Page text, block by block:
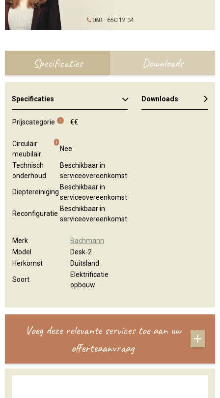
088 - 650 12 34
Specificaties Downloads
Specificaties
Prijscategorie i €€
Circulair
meubilair
i
Nee
Technisch
onderhoud
Beschikbaar in
serviceovereenkomst
Dieptereiniging
Beschikbaar in
serviceovereenkomst
Reconfiguratie
Beschikbaar in
serviceovereenkomst
Merk
Bachmann
Model
Desk-2
Herkomst
Duitsland
Soort
Elektrificatie
opbouw
Downloads
Voeg deze relevante services toe aan uw
offerteaanvraag